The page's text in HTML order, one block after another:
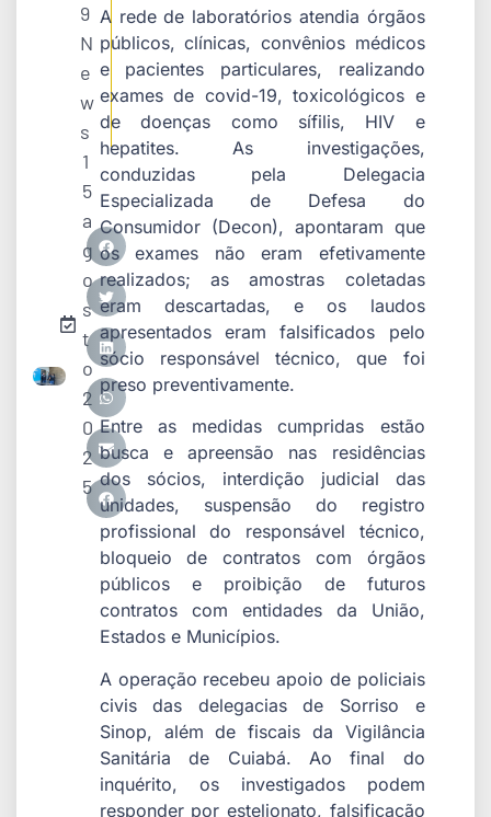
9
N
e
w
s
1
5
a
g
o
s
t
o
2
0
2
5
A rede de laboratórios atendia órgãos
públicos, clínicas, convênios médicos
e pacientes particulares, realizando
exames de covid-19, toxicológicos e
de doenças como sífilis, HIV e
hepatites. As investigações,
conduzidas pela Delegacia
Especializada de Defesa do
Consumidor (Decon), apontaram que
os exames não eram efetivamente
realizados; as amostras coletadas
eram descartadas, e os laudos
apresentados eram falsificados pelo
sócio responsável técnico, que foi
preso preventivamente.
Entre as medidas cumpridas estão
busca e apreensão nas residências
dos sócios, interdição judicial das
unidades, suspensão do registro
profissional do responsável técnico,
bloqueio de contratos com órgãos
públicos e proibição de futuros
contratos com entidades da União,
Estados e Municípios.
A operação recebeu apoio de policiais
civis das delegacias de Sorriso e
Sinop, além de fiscais da Vigilância
Sanitária de Cuiabá. Ao final do
inquérito, os investigados podem
responder por estelionato, falsificação